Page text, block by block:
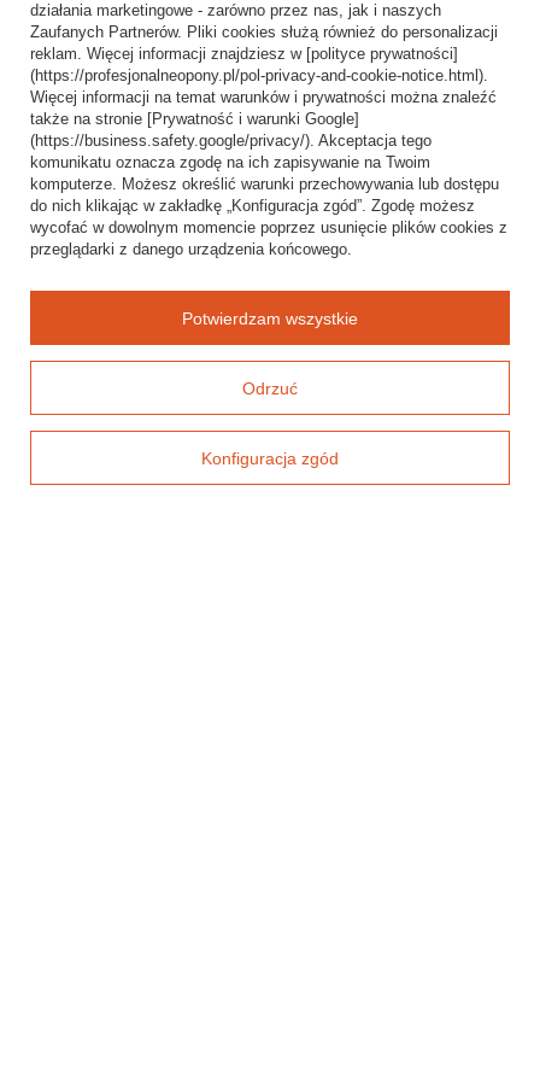
Opona 480/85R38
(18.4R38): jakie modele
wybrać do ciągnika
Opony Continental do
maszyn: generalny
dystrybutor w Polsce
Serwis mobilny opon do
maszyn – jak działa i
kiedy się opłaca
Klasy i oznaczenia opon
do maszyn budowlanych
(OTR): E, L, G, C, PR i
gwiazdki - kompletny
poradnik
Baza wiedzy i mapa
oferty
Moje zamówienie
Status zamówienia
Chcę zwrócić towar
działania marketingowe - zarówno przez nas, jak i naszych
Zaufanych Partnerów. Pliki cookies służą również do personalizacji
reklam. Więcej informacji znajdziesz w [polityce prywatności]
(https://profesjonalneopony.pl/pol-privacy-and-cookie-notice.html).
Więcej informacji na temat warunków i prywatności można znaleźć
także na stronie [Prywatność i warunki Google]
(https://business.safety.google/privacy/). Akceptacja tego
komunikatu oznacza zgodę na ich zapisywanie na Twoim
komputerze. Możesz określić warunki przechowywania lub dostępu
do nich klikając w zakładkę „Konfiguracja zgód”. Zgodę możesz
wycofać w dowolnym momencie poprzez usunięcie plików cookies z
przeglądarki z danego urządzenia końcowego.
Odrzuć
Konfiguracja zgód
Potwierdzam wszystkie